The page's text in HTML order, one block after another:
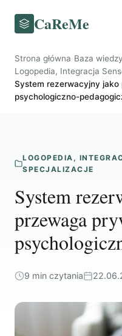
CaReMe
Strona główna Baza wiedzy
Logopedia, Integracja
System rezerwacyjny
psychologiczno-
LOGOPEDIA,
SPECJALIZACJE
System
przewaga
9 min czytania